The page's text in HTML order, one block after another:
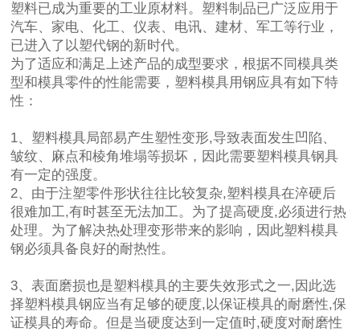
塑料已成为重要的工业原材料。塑料制品已广泛应用于
汽车、家电、化工、仪表、电讯、建材、军工等行业，
已进入了以塑代钢的新时代。
为了适应和满足上述产品的成型要求，根据不同模具类
型和模具零件的性能需要，塑料模具用钢应具有如下特
性：
1、塑料模具局部易产生塑性变形,导致表面发生凹陷、
皱纹、麻点和棱角堆塌等损坏，因此需要塑料模具钢具
有一定的强度。
2、由于注塑零件形状往往比较复杂,塑料模具在淬硬后
很难加工,有时甚至无法加工。为了提高硬度,必须进行热
处理。为了解决热处理变形带来的影响，因此塑料模具
钢必须具备良好的耐热性。
3、表面磨损也是塑料模具的主要失效形式之一,因此选
择塑料模具钢应当有足够的硬度,以保证模具的耐磨性,保
证模具的寿命。但是当硬度达到一定值时,硬度对耐磨性